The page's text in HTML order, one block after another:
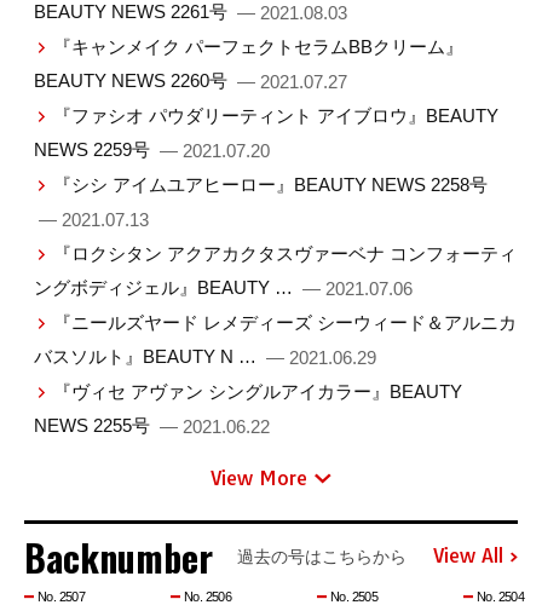
BEAUTY NEWS 2261号 — 2021.08.03
『キャンメイク パーフェクトセラムBBクリーム』
BEAUTY NEWS 2260号 — 2021.07.27
『ファシオ パウダリーティント アイブロウ』BEAUTY
NEWS 2259号 — 2021.07.20
『シシ アイムユアヒーロー』BEAUTY NEWS 2258号
— 2021.07.13
『ロクシタン アクアカクタスヴァーベナ コンフォーティ
ングボディジェル』BEAUTY … — 2021.07.06
『ニールズヤード レメディーズ シーウィード＆アルニカ
バスソルト』BEAUTY N … — 2021.06.29
『ヴィセ アヴァン シングルアイカラー』BEAUTY
NEWS 2255号 — 2021.06.22
View More
Backnumber 過去の号はこちらから View All
No. 2507 No. 2506 No. 2505 No. 2504